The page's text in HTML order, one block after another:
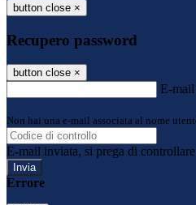
button close ×
Recupero password
button close ×
E-mail
Non hai una e-mail associata al nome
E-mail inviata, si prega di
Errore